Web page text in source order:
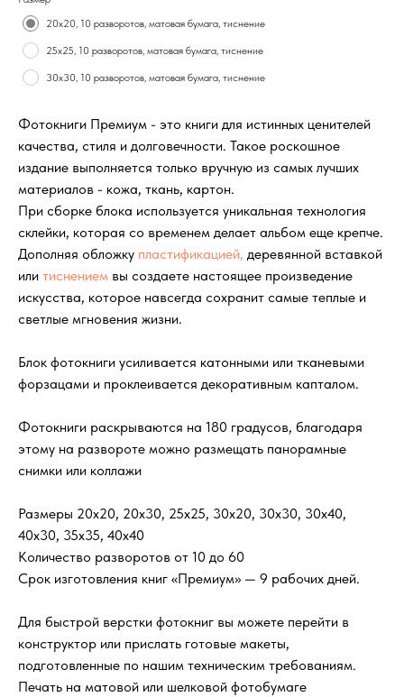
20х20, 10 разворотов, матовая бумага, тиснение
25х25, 10 разворотов, матовая бумага, тиснение
30х30, 10 разворотов, матовая бумага, тиснение
Фотокниги Премиум - это книги для истинных ценителей
качества, стиля и долговечности. Такое роскошное
издание выполняется только вручную из самых лучших
материалов - кожа, ткань, картон.
При сборке блока используется уникальная технология
склейки, которая со временем делает альбом еще крепче.
Дополняя обложку пластификацией, деревянной вставкой
или тиснением вы создаете настоящее произведение
искусства, которое навсегда сохранит самые теплые и
светлые мгновения жизни.
Блок фотокниги усиливается катонными или тканевыми
форзацами и проклеивается декоративным капталом.
Фотокниги раскрываются на 180 градусов, благодаря
этому на развороте можно размещать панорамные
снимки или коллажи
Размеры 20х20, 20х30, 25х25, 30х20, 30х30, 30х40,
40х30, 35х35, 40х40
Количество разворотов от 10 до 60
Срок изготовления книг «Премиум» — 9 рабочих дней.
Для быстрой верстки фотокниг вы можете перейти в
конструктор или прислать готовые макеты,
подготовленные по нашим техническим требованиям.
Печать на матовой или шелковой фотобумаге